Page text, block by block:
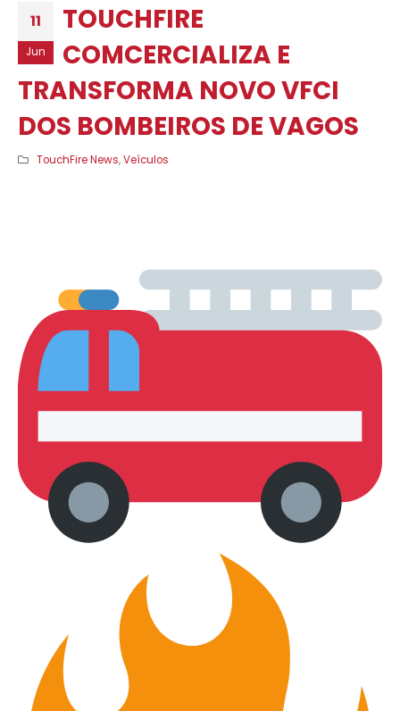
11
Jun
TOUCHFIRE
COMCERCIALIZA E
TRANSFORMA NOVO VFCI
DOS BOMBEIROS DE VAGOS
TouchFire News,Veículos